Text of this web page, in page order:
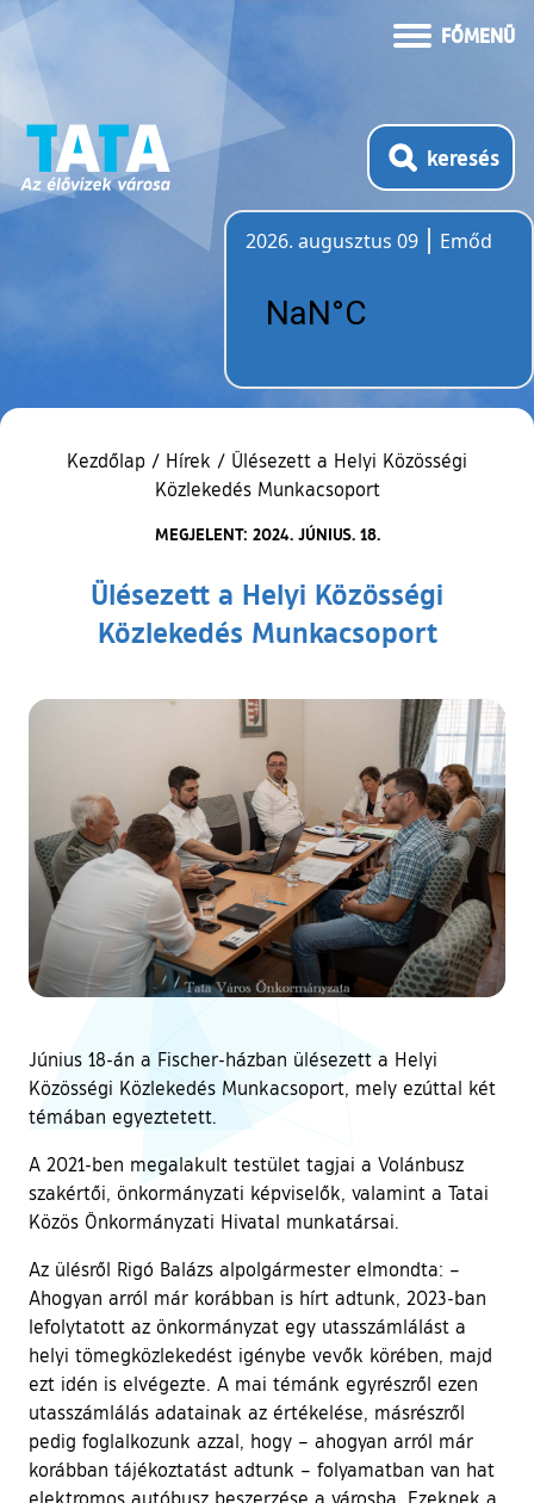
FŐMENÜ
keresés
2026. augusztus 09
Emőd
Kezdőlap / Hírek / Ülésezett a Helyi Közösségi
Közlekedés Munkacsoport
MEGJELENT: 2024. JÚNIUS. 18.
Ülésezett a Helyi Közösségi
Közlekedés Munkacsoport
Június 18-án a Fischer-házban ülésezett a Helyi
Közösségi Közlekedés Munkacsoport, mely ezúttal két
témában egyeztetett.
A 2021-ben megalakult testület tagjai a Volánbusz
szakértői, önkormányzati képviselők, valamint a Tatai
Közös Önkormányzati Hivatal munkatársai.
Az ülésről Rigó Balázs alpolgármester elmondta: –
Ahogyan arról már korábban is hírt adtunk, 2023-ban
lefolytatott az önkormányzat egy utasszámlálást a
helyi tömegközlekedést igénybe vevők körében, majd
ezt idén is elvégezte. A mai témánk egyrészről ezen
utasszámlálás adatainak az értékelése, másrészről
pedig foglalkozunk azzal, hogy – ahogyan arról már
korábban tájékoztatást adtunk – folyamatban van hat